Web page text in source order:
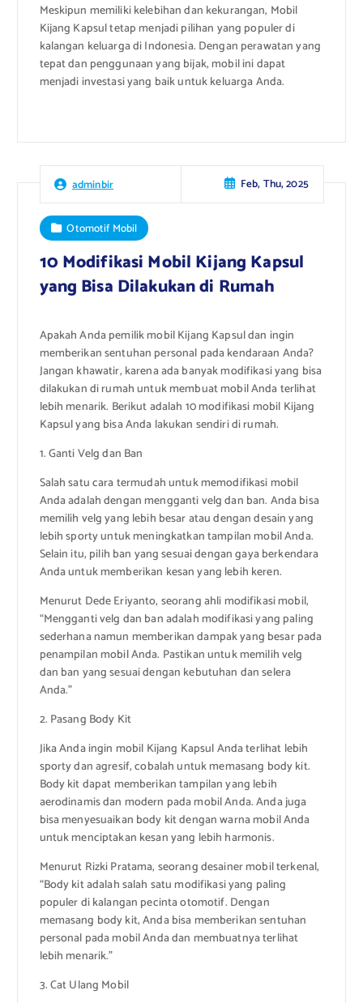
Meskipun memiliki kelebihan dan kekurangan, Mobil
Kijang Kapsul tetap menjadi pilihan yang populer di
kalangan keluarga di Indonesia. Dengan perawatan yang
tepat dan penggunaan yang bijak, mobil ini dapat
menjadi investasi yang baik untuk keluarga Anda.
adminbir Feb, Thu, 2025
Otomotif Mobil
10 Modifikasi Mobil Kijang Kapsul
yang Bisa Dilakukan di Rumah
Apakah Anda pemilik mobil Kijang Kapsul dan ingin
memberikan sentuhan personal pada kendaraan Anda?
Jangan khawatir, karena ada banyak modifikasi yang bisa
dilakukan di rumah untuk membuat mobil Anda terlihat
lebih menarik. Berikut adalah 10 modifikasi mobil Kijang
Kapsul yang bisa Anda lakukan sendiri di rumah.
1. Ganti Velg dan Ban
Salah satu cara termudah untuk memodifikasi mobil
Anda adalah dengan mengganti velg dan ban. Anda bisa
memilih velg yang lebih besar atau dengan desain yang
lebih sporty untuk meningkatkan tampilan mobil Anda.
Selain itu, pilih ban yang sesuai dengan gaya berkendara
Anda untuk memberikan kesan yang lebih keren.
Menurut Dede Eriyanto, seorang ahli modifikasi mobil,
“Mengganti velg dan ban adalah modifikasi yang paling
sederhana namun memberikan dampak yang besar pada
penampilan mobil Anda. Pastikan untuk memilih velg
dan ban yang sesuai dengan kebutuhan dan selera
Anda.”
2. Pasang Body Kit
Jika Anda ingin mobil Kijang Kapsul Anda terlihat lebih
sporty dan agresif, cobalah untuk memasang body kit.
Body kit dapat memberikan tampilan yang lebih
aerodinamis dan modern pada mobil Anda. Anda juga
bisa menyesuaikan body kit dengan warna mobil Anda
untuk menciptakan kesan yang lebih harmonis.
Menurut Rizki Pratama, seorang desainer mobil terkenal,
“Body kit adalah salah satu modifikasi yang paling
populer di kalangan pecinta otomotif. Dengan
memasang body kit, Anda bisa memberikan sentuhan
personal pada mobil Anda dan membuatnya terlihat
lebih menarik.”
3. Cat Ulang Mobil